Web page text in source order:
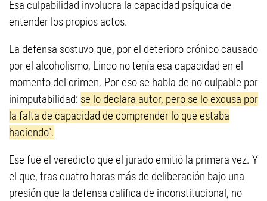
Esa culpabilidad involucra la capacidad psíquica de
entender los propios actos.
La defensa sostuvo que, por el deterioro crónico causado
por el alcoholismo, Linco no tenía esa capacidad en el
momento del crimen. Por eso se habla de no culpable por
inimputabilidad: se lo declara autor, pero se lo excusa por
la falta de capacidad de comprender lo que estaba
haciendo”.
Ese fue el veredicto que el jurado emitió la primera vez. Y
el que, tras cuatro horas más de deliberación bajo una
presión que la defensa califica de inconstitucional, no